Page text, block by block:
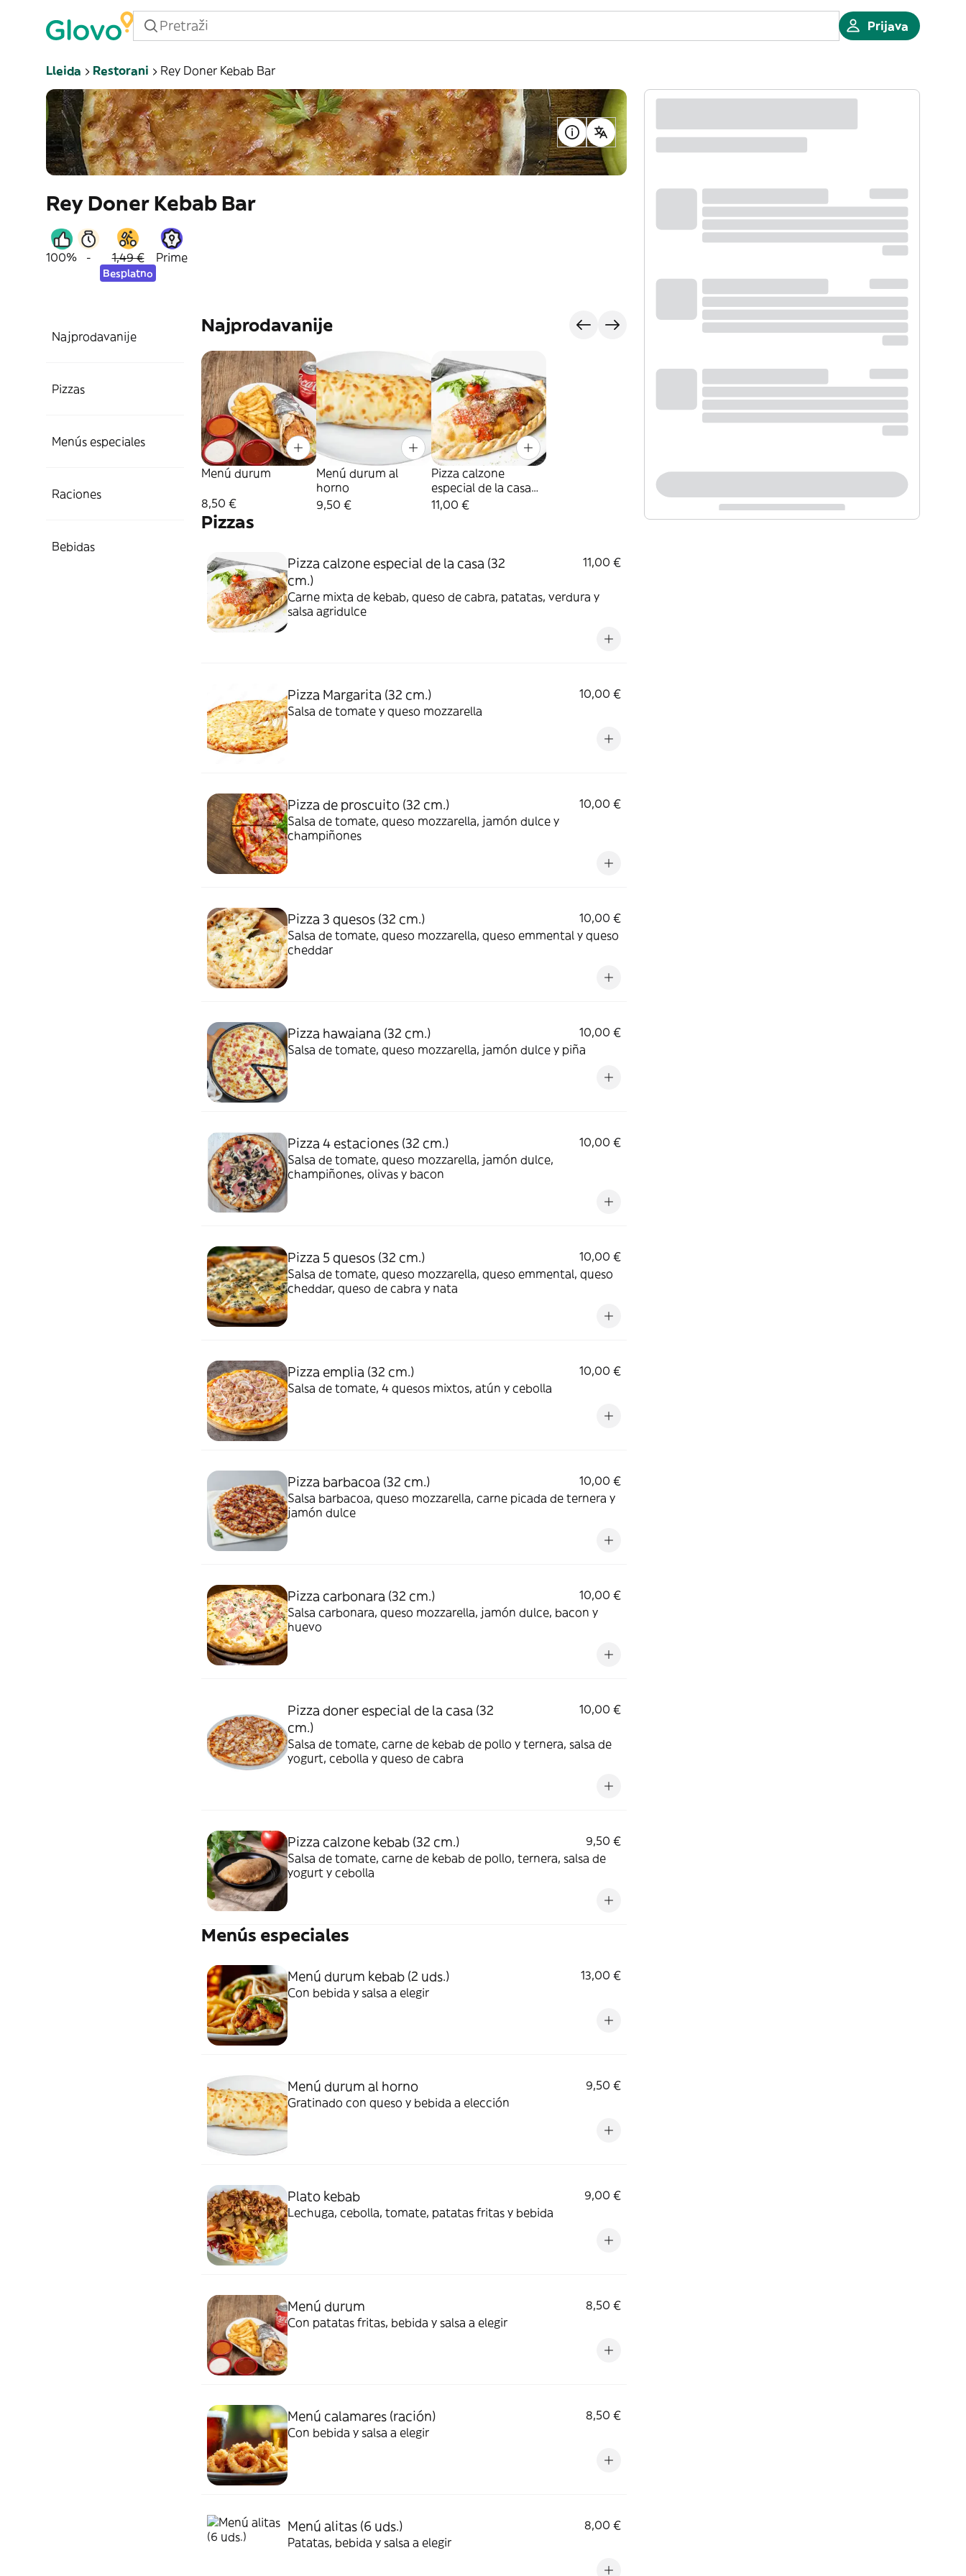
Prijava
Lleida Restorani Rey Doner Kebab Bar
Rey Doner Kebab Bar
100% - 1,49 €
Besplatno
Prime
Najprodavanije
Pizzas
Menús especiales
Raciones
Bebidas
Najprodavanije
Menú durum
8,50 €
Menú durum al
horno
9,50 €
Pizza calzone
especial de la casa
(32 cm.)
11,00 €
Pizzas
Pizza calzone especial de la casa (32
cm.)
11,00 €
Carne mixta de kebab, queso de cabra, patatas, verdura y
salsa agridulce
Pizza Margarita (32 cm.)
10,00 €
Salsa de tomate y queso mozzarella
Pizza de proscuito (32 cm.)
10,00 €
Salsa de tomate, queso mozzarella, jamón dulce y
champiñones
Pizza 3 quesos (32 cm.)
10,00 €
Salsa de tomate, queso mozzarella, queso emmental y queso
cheddar
Pizza hawaiana (32 cm.)
10,00 €
Salsa de tomate, queso mozzarella, jamón dulce y piña
Pizza 4 estaciones (32 cm.)
10,00 €
Salsa de tomate, queso mozzarella, jamón dulce,
champiñones, olivas y bacon
Pizza 5 quesos (32 cm.)
10,00 €
Salsa de tomate, queso mozzarella, queso emmental, queso
cheddar, queso de cabra y nata
Pizza emplia (32 cm.)
10,00 €
Salsa de tomate, 4 quesos mixtos, atún y cebolla
Pizza barbacoa (32 cm.)
10,00 €
Salsa barbacoa, queso mozzarella, carne picada de ternera y
jamón dulce
Pizza carbonara (32 cm.)
10,00 €
Salsa carbonara, queso mozzarella, jamón dulce, bacon y
huevo
Pizza doner especial de la casa (32
cm.)
10,00 €
Salsa de tomate, carne de kebab de pollo y ternera, salsa de
yogurt, cebolla y queso de cabra
Pizza calzone kebab (32 cm.)
9,50 €
Salsa de tomate, carne de kebab de pollo, ternera, salsa de
yogurt y cebolla
Menús especiales
Menú durum kebab (2 uds.)
13,00 €
Con bebida y salsa a elegir
Menú durum al horno
9,50 €
Gratinado con queso y bebida a elección
Plato kebab
9,00 €
Lechuga, cebolla, tomate, patatas fritas y bebida
Menú durum
8,50 €
Con patatas fritas, bebida y salsa a elegir
Menú calamares (ración)
8,50 €
Con bebida y salsa a elegir
Menú alitas (6 uds.)
8,00 €
Patatas, bebida y salsa a elegir